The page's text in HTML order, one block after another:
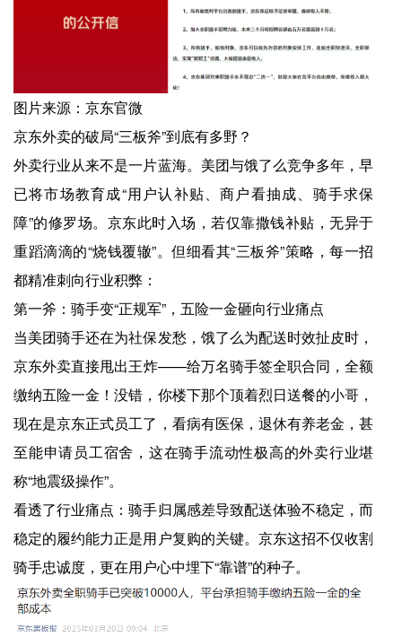
图片来源：京东官微
京东外卖的破局“三板斧”到底有多野？
外卖行业从来不是一片蓝海。美团与饿了么竞争多年，早
已将市场教育成“用户认补贴、商户看抽成、骑手求保
障”的修罗场。京东此时入场，若仅靠撒钱补贴，无异于
重蹈滴滴的“烧钱覆辙”。但细看其“三板斧”策略，每一招
都精准刺向行业积弊：
第一斧：骑手变“正规军”，五险一金砸向行业痛点
当美团骑手还在为社保发愁，饿了么为配送时效扯皮时，
京东外卖直接甩出王炸——给万名骑手签全职合同，全额
缴纳五险一金！没错，你楼下那个顶着烈日送餐的小哥，
现在是京东正式员工了，看病有医保，退休有养老金，甚
至能申请员工宿舍，这在骑手流动性极高的外卖行业堪
称“地震级操作”。
看透了行业痛点：骑手归属感差导致配送体验不稳定，而
稳定的履约能力正是用户复购的关键。京东这招不仅收割
骑手忠诚度，更在用户心中埋下“靠谱”的种子。